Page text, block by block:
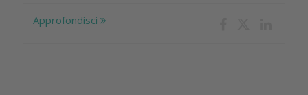
Approfondisci